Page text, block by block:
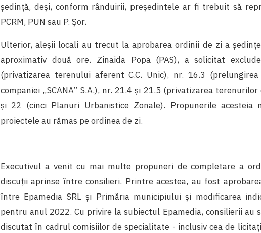
ședință, deși, conform rânduirii, președintele ar fi trebuit să
PCRM, PUN sau P. Șor.
Ulterior, aleșii locali au trecut la aprobarea ordinii de zi a
aproximativ două ore. Zinaida Popa (PAS), a solicitat
(privatizarea terenului aferent C.C. Unic), nr. 16.3 (
companiei „SCANA” S.A.), nr. 21.4 și 21.5 (privatizarea
și 22 (cinci Planuri Urbanistice Zonale). Propunerile
proiectele au rămas pe ordinea de zi.
Executivul a venit cu mai multe propuneri de completare a
discuții aprinse între consilieri. Printre acestea, au fost
între Epamedia SRL și Primăria municipiului și modificarea
pentru anul 2022. Cu privire la subiectul Epamedia, consilierii au
discutat în cadrul comisiilor de specialitate - inclusiv cea de